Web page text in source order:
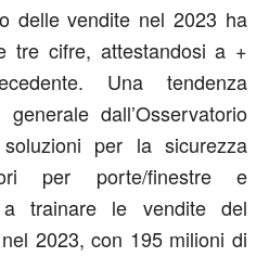
delle vendite nel 2023 ha
tre cifre, attestandosi a +
Una tendenza
dall’Osservatorio
per la sicurezza
per porte/finestre e
a trainare le vendite del
2023, con 195 milioni di